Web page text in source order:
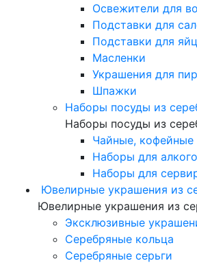
Освежители для
Подставки для
Подставки для
Масленки
Украшения для
Шпажки
Наборы посуды из
Наборы посуды из
Чайные, кофейные
Наборы для
Наборы для
Ювелирные украшения из
Ювелирные украшения из
Эксклюзивные
Серебряные кольца
Серебряные серьги